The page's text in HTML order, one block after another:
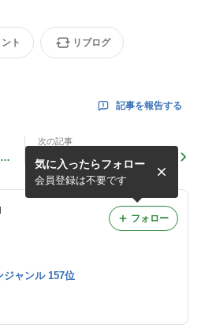
ト リブログ
記事を報告する
次の記事
御礼『お茶するうつわ展』G
OOD TIMING TEA（静岡）
気に入ったらフォロー
会員登録は不要です
フォロー
ジャンル 157位